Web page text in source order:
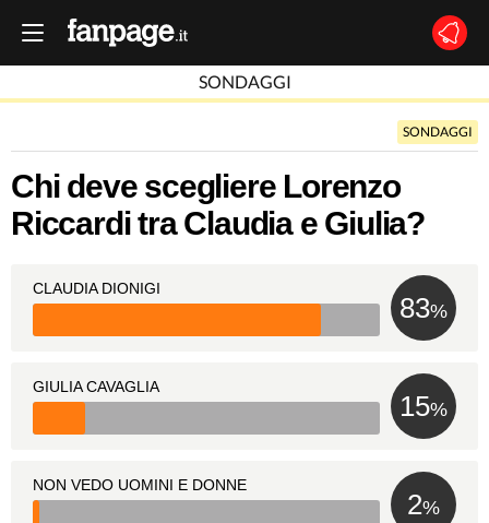
SONDAGGI
SONDAGGI
Chi deve scegliere Lorenzo
Riccardi tra Claudia e Giulia?
CLAUDIA DIONIGI
83%
GIULIA CAVAGLIA
15%
NON VEDO UOMINI E DONNE
2%